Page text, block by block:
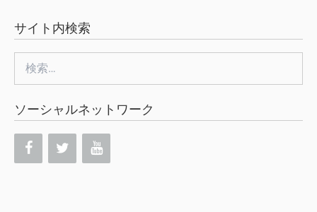
サイト内検索
索:
ソーシャルネットワーク